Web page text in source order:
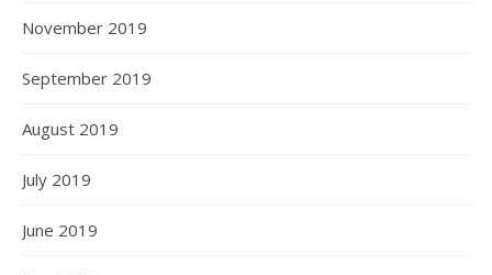
November 2019
September 2019
August 2019
July 2019
June 2019